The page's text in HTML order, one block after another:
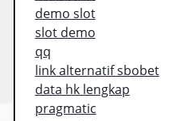
demo slot
slot demo
qq
link alternatif sbobet
data hk lengkap
pragmatic